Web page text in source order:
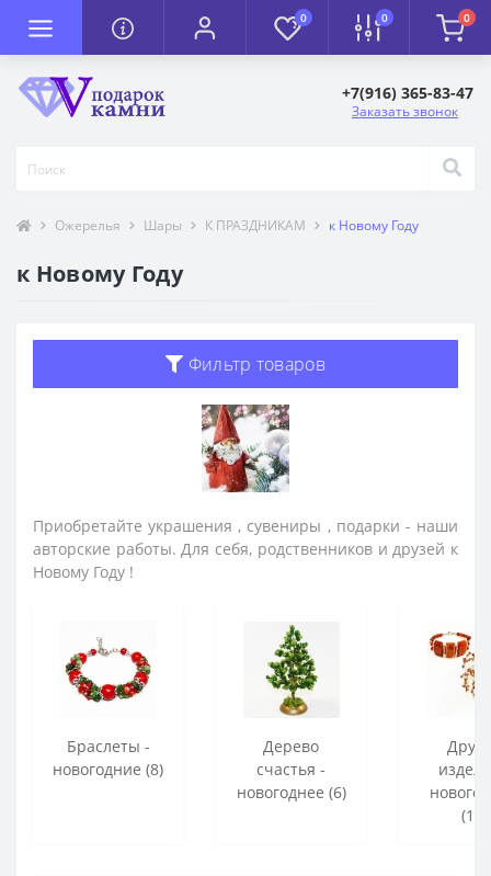
0 0 0
+7(916) 365-83-47
Заказать звонок
Ожерелья Шары К ПРАЗДНИКАМ к Новому Году
к Новому Году
Фильтр товаров
Приобретайте украшения , сувениры , подарки - наши
авторские работы. Для себя, родственников и друзей к
Новому Году !
Браслеты -
новогодние (8)
Дерево
счастья -
новогоднее (6)
(10)